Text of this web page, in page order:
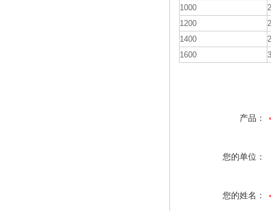
1000
1200
1400
1600
产品：
您的单位：
您的姓名：